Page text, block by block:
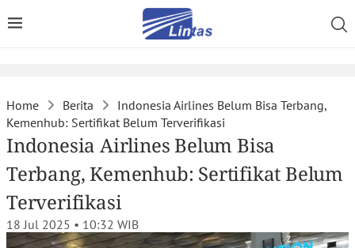
Home Berita
Indonesia Airlines Belum Bisa Terbang,
Kemenhub: Sertifikat Belum Terverifikasi
Indonesia Airlines Belum Bisa
Terbang, Kemenhub: Sertifikat Belum
Terverifikasi
18 Jul 2025 • 10:32 WIB